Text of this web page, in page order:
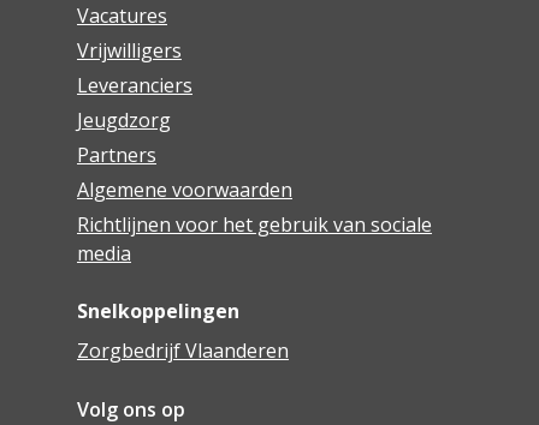
Vacatures
Vrijwilligers
Leveranciers
Jeugdzorg
Partners
Algemene voorwaarden
Richtlijnen voor het gebruik van sociale
media
Snelkoppelingen
Zorgbedrijf Vlaanderen
Volg ons op